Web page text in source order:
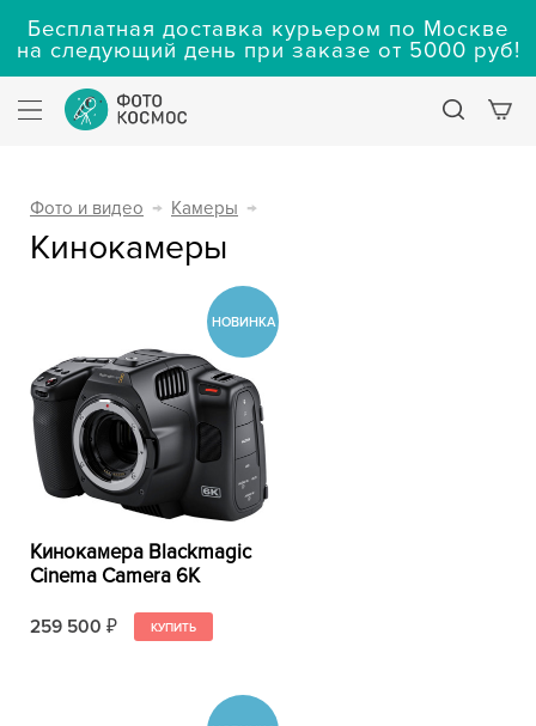
Бесплатная доставка курьером по Москве
на следующий день при заказе от 5000 руб!
Фото и видео → Камеры →
Кинокамеры
Кинокамера Blackmagic
Cinema Camera 6K
259 500 ₽